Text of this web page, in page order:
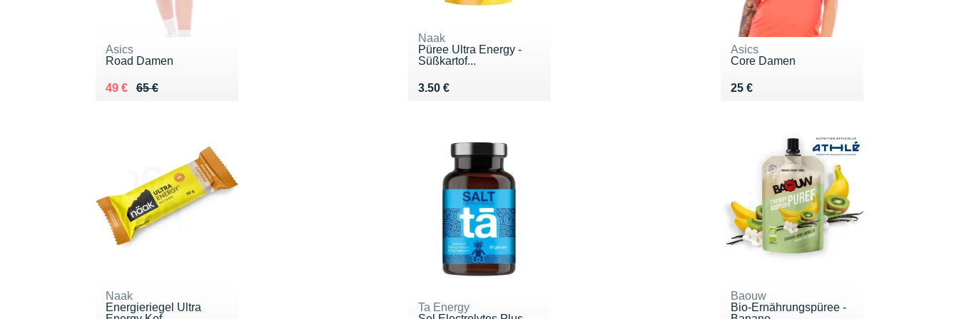
Asics
Road Damen
65 €
Au lieu de 65 €
49 €
Vendu 49 €
Naak
Püree Ultra Energy -
Süßkartof...
3.50 €
Vendu 3.50 €
Asics
Core Damen
25 €
Vendu 25 €
Naak
Energieriegel Ultra
Ta Energy
Baouw
Bio-Ernährungspüree -